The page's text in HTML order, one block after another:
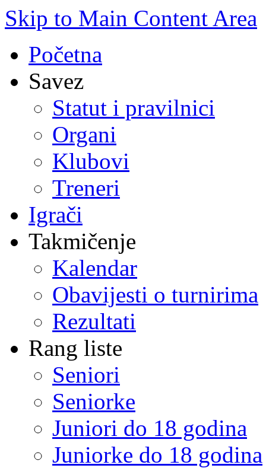
Skip to Main Content Area
Početna
Savez
Statut i pravilnici
Organi
Klubovi
Treneri
Igrači
Takmičenje
Kalendar
Obavijesti o turnirima
Rezultati
Rang liste
Seniori
Seniorke
Juniori do 18 godina
Juniorke do 18 godina